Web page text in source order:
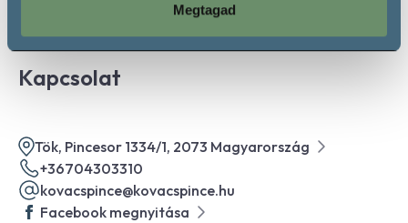
Megtagad
Kapcsolat
Tök, Pincesor 1334/1, 2073 Magyarország
+36704303310
kovacspince@kovacspince.hu
Facebook megnyitása